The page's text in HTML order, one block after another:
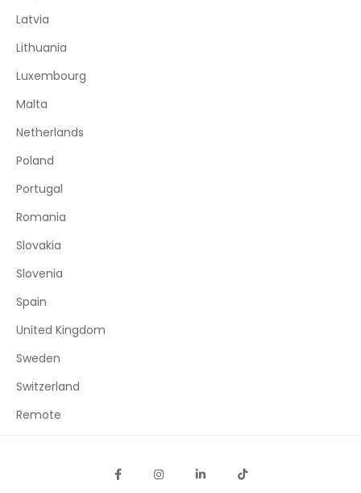
Latvia
Lithuania
Luxembourg
Malta
Netherlands
Poland
Portugal
Romania
Slovakia
Slovenia
Spain
United Kingdom
Sweden
Switzerland
Remote